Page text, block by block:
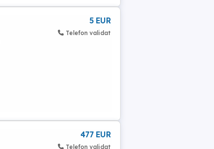
5 EUR
Telefon validat
477 EUR
Telefon validat